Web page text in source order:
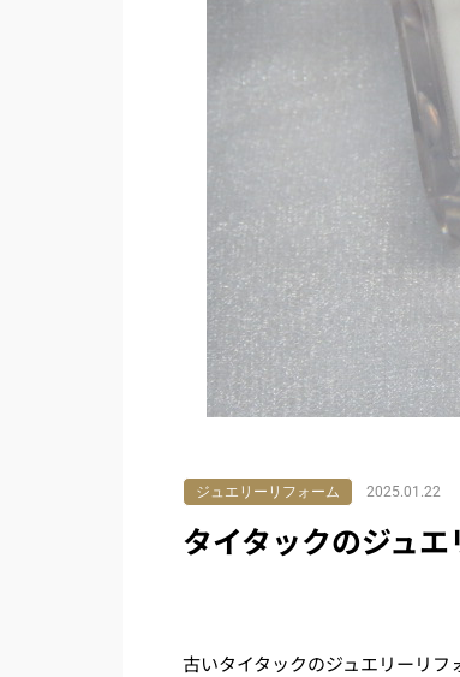
ジュエリーリフォーム 2025.01.22
タイタックのジュ
古いタイタックのジュエリーリフ